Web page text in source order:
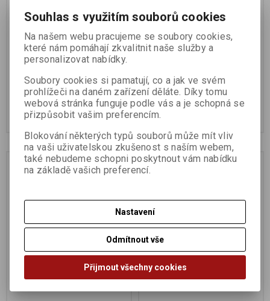
Wasabi prášek 25g BIO
Výrobce:Arche
195 Kč
Koupit
Wakame a Shiitake v
marinádě 160g/112g
162 Kč
Na dotaz
Tofu speciál 370g/220g
Tofu hedvábné 300g BIO
Souhlas s využitím souborů cookies
Na našem webu pracujeme se soubory cookies,
které nám pomáhají zkvalitnit naše služby a
personalizovat nabídky.
Soubory cookies si pamatují, co a jak ve svém
prohlížeči na daném zařízení děláte. Díky tomu
webová stránka funguje podle vás a je schopná se
přizpůsobit vašim preferencím.
Blokování některých typů souborů může mít vliv
na vaši uživatelskou zkušenost s naším webem,
také nebudeme schopni poskytnout vám nabídku
na základě vašich preferencí.
Nastavení
Odmítnout vše
Přijmout všechny cookies